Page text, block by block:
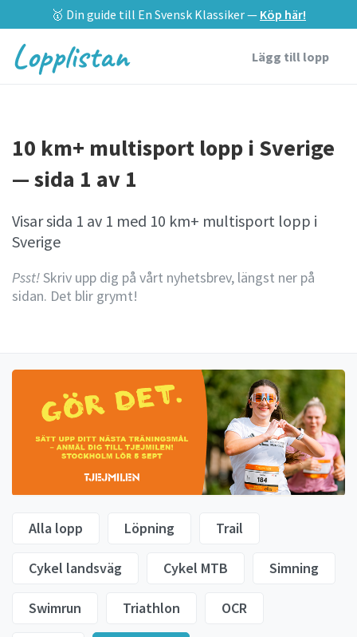
🥇 Din guide till En Svensk Klassiker — Köp här!
Lopplistan Lägg till lopp
10 km+ multisport lopp i Sverige
— sida 1 av 1
Visar sida 1 av 1 med 10 km+ multisport lopp i
Sverige
Psst!Skriv upp dig på vårt nyhetsbrev, längst ner på
sidan. Det blir grymt!
Alla lopp Löpning Trail
Cykel landsväg Cykel MTB Simning
Swimrun Triathlon OCR